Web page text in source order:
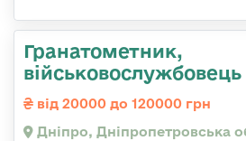
Гранатометник,
військовослужбовець
від 20000 до 120000 грн
Дніпро, Дніпропетровська